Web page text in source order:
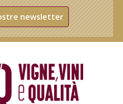
newsletter